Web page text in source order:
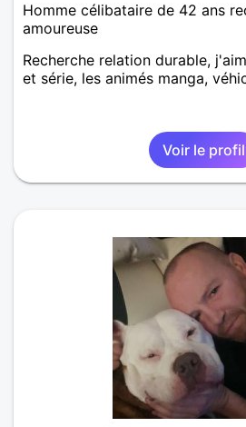
Homme célibataire de 42 ans
amoureuse
Recherche relation durable,
et série, les animés manga,
Voir le profil